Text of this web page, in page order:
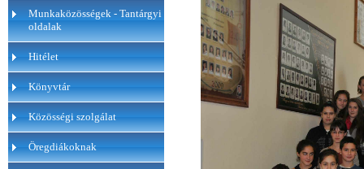
Munkaközösségek - Tantárgyi
oldalak
Hitélet
Könyvtár
Közösségi szolgálat
Öregdiákoknak